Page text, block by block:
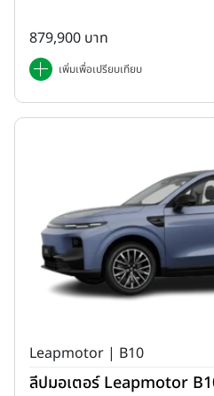
879,900 บาท
เพิ่มเพื่อเปรียบเทียบ
Leapmotor | B10
ลีปมอเตอร์ Leapmotor